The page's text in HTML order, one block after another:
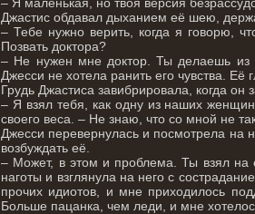
Джастис обдавал дыханием её шею,
– Тебе нужно верить, когда я говорю,
Позвать доктора?
– Не нужен мне доктор. Ты делаешь из
Джесси не хотела ранить его чувства. Её
Грудь Джастиса завибрировала, когда он
– Я взял тебя, как одну из наших
своего веса. – Не знаю, что со мной не
Джесси перевернулась и посмотрела на
возбуждать её.
– Может, в этом и проблема. Ты взял на
наготы и взглянула на него с
прочих идиотов, и мне приходилось
Больше пацанка, чем леди, и мне